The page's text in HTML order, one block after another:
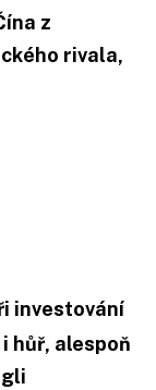
z
rivala,
investování
hůř, alespoň